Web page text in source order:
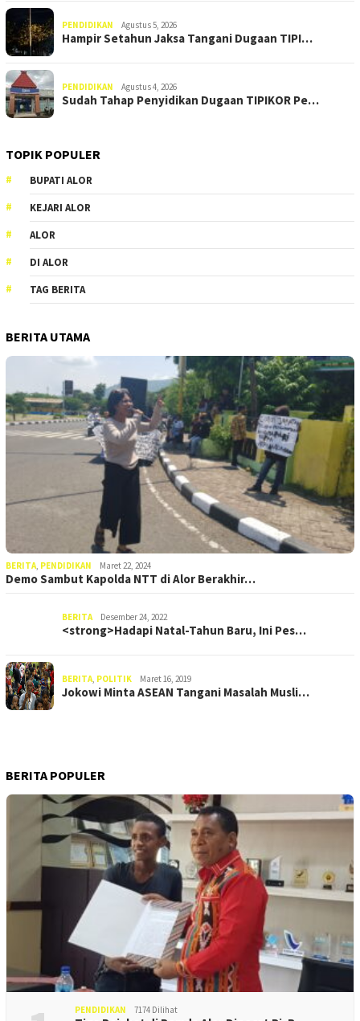
PENDIDIKAN Agustus 5, 2026
Hampir Setahun Jaksa Tangani Dugaan TIPI…
PENDIDIKAN Agustus 4, 2026
Sudah Tahap Penyidikan Dugaan TIPIKOR Pe…
TOPIK POPULER
BUPATI ALOR
KEJARI ALOR
ALOR
DI ALOR
TAG BERITA
BERITA UTAMA
BERITA PENDIDIKAN Maret 22, 2024
Demo Sambut Kapolda NTT di Alor Berakhir…
BERITA Desember 24, 2022
<strong>Hadapi Natal-Tahun Baru, Ini Pes…
BERITA POLITIK Maret 16, 2019
Jokowi Minta ASEAN Tangani Masalah Musli…
BERITA POPULER
PENDIDIKAN 7174 Dilihat